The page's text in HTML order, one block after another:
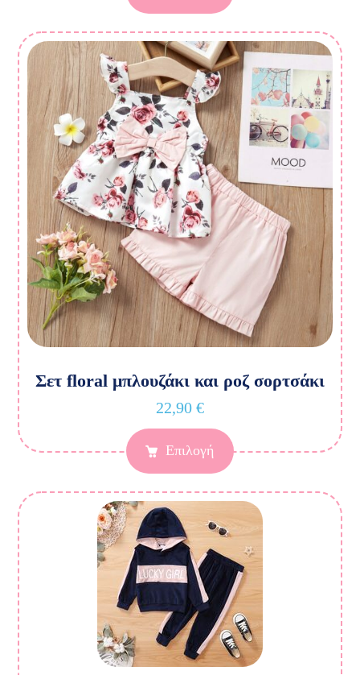
Σετ floral μπλουζάκι και ροζ σορτσάκι
22,90 €
Επιλογή